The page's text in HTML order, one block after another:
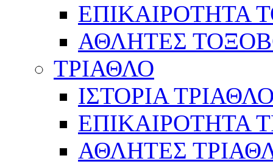
ΕΠΙΚΑΙΡΟΤΗΤΑ
ΑΘΛΗΤΕΣ
ΤΡΙΑΘΛΟ
ΙΣΤΟΡΙΑ
ΕΠΙΚΑΙΡΟΤΗΤΑ
ΑΘΛΗΤΕΣ